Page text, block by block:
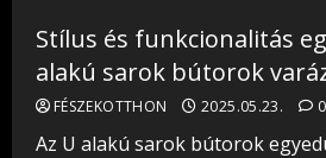
Stílus és funkcionalitás
alakú sarok bútorok
FÉSZEKOTTHON 2025.05.23. 0
Az U alakú sarok bútorok